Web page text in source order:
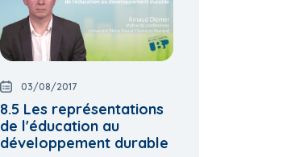
03/08/2017
8.5 Les représentations
de l'éducation au
développement durable